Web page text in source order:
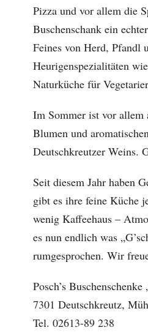
Pizza und vor allem die
Buschenschank ein
Feines von Herd, Pfandl
Heurigenspezialitäten
Naturküche für
Im Sommer ist vor allem
Blumen und
Deutschkreutzer Weins.
Seit diesem Jahr haben
gibt es ihre feine Küche
wenig Kaffeehaus –
es nun endlich was
rumgesprochen. Wir
Posch’s
7301 Deutschkreutz,
Tel. 02613-89 238